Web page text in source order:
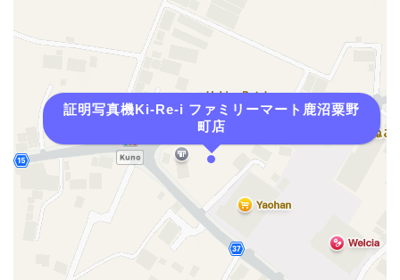
証明写真機Ki-Re-i ファミリーマート鹿沼粟野
町店